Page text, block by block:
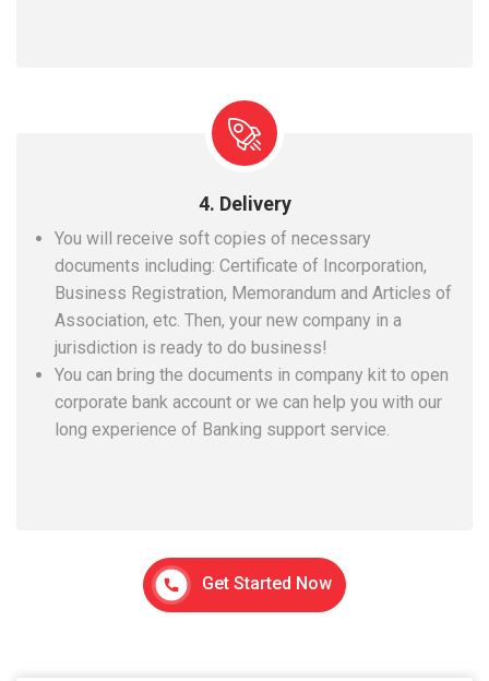
4. Delivery
You will receive soft copies of necessary
documents including: Certificate of Incorporation,
Business Registration, Memorandum and Articles of
Association, etc. Then, your new company in a
jurisdiction is ready to do business!
You can bring the documents in company kit to open
corporate bank account or we can help you with our
long experience of Banking support service.
Get Started Now